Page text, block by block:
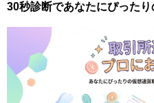
30秒診断であなたにぴった